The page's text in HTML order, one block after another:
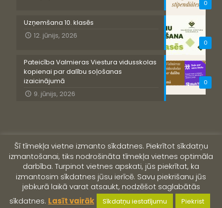
0
0
Uzņemšana 10. klasēs
12. jūnijs, 2026
0
Pateicība Valmieras Viestura vidusskolas
kopienai par dalību soļošanas
izaicinājumā
9. jūnijs, 2026
© 2019 Valmieras Viestura vidusskola
Šī tīmekļa vietne izmanto sīkdatnes. Piekrītot sīkdatņu
izmantošanai, tiks nodrošināta tīmekļa vietnes optimāla
darbība. Turpinot vietnes apskati, jūs piekrītat, ka
izmantosim sīkdatnes jūsu ierīcē. Savu piekrišanu jūs
jebkurā laikā varat atsaukt, nodzēšot saglabātās
sīkdatnes. Lasīt vairāk Sīkdatņu iestatījumu Piekrist